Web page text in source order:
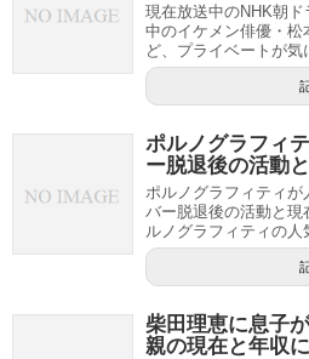
現在放送中のNHK朝
中のイケメン俳優・松
ど、プライベートが気
ポルノグラフィ
ー脱退後の活動
ポルノグラフィティ
バー脱退後の活動と現
ルノグラフィティの人
柴田理恵に息子
親の現在と年収